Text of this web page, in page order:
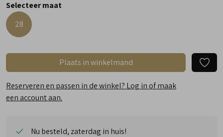
Selecteer maat
28
Plaats in winkelmand
Reserveren en passen in de winkel? Log in of maak
een account aan.
Nu besteld, zaterdag in huis!